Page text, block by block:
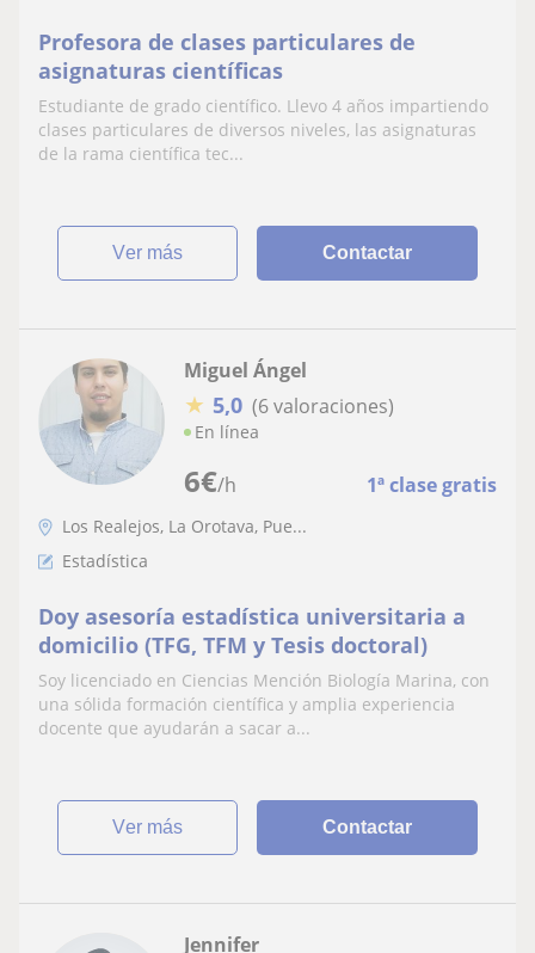
Profesora de clases particulares de
asignaturas científicas
Estudiante de grado científico. Llevo 4 años impartiendo
clases particulares de diversos niveles, las asignaturas
de la rama científica tec...
ver más Contactar
6€/h 1ª clase gratis
Miguel Ángel
★ 5,0 (6 valoraciones)
En línea
Los Realejos, La Orotava, Pue...
Estadística
Doy asesoría estadística universitaria a
domicilio (TFG, TFM y Tesis doctoral)
Soy licenciado en Ciencias Mención Biología Marina, con
una sólida formación científica y amplia experiencia
docente que ayudarán a sacar a...
ver más Contactar
Jennifer